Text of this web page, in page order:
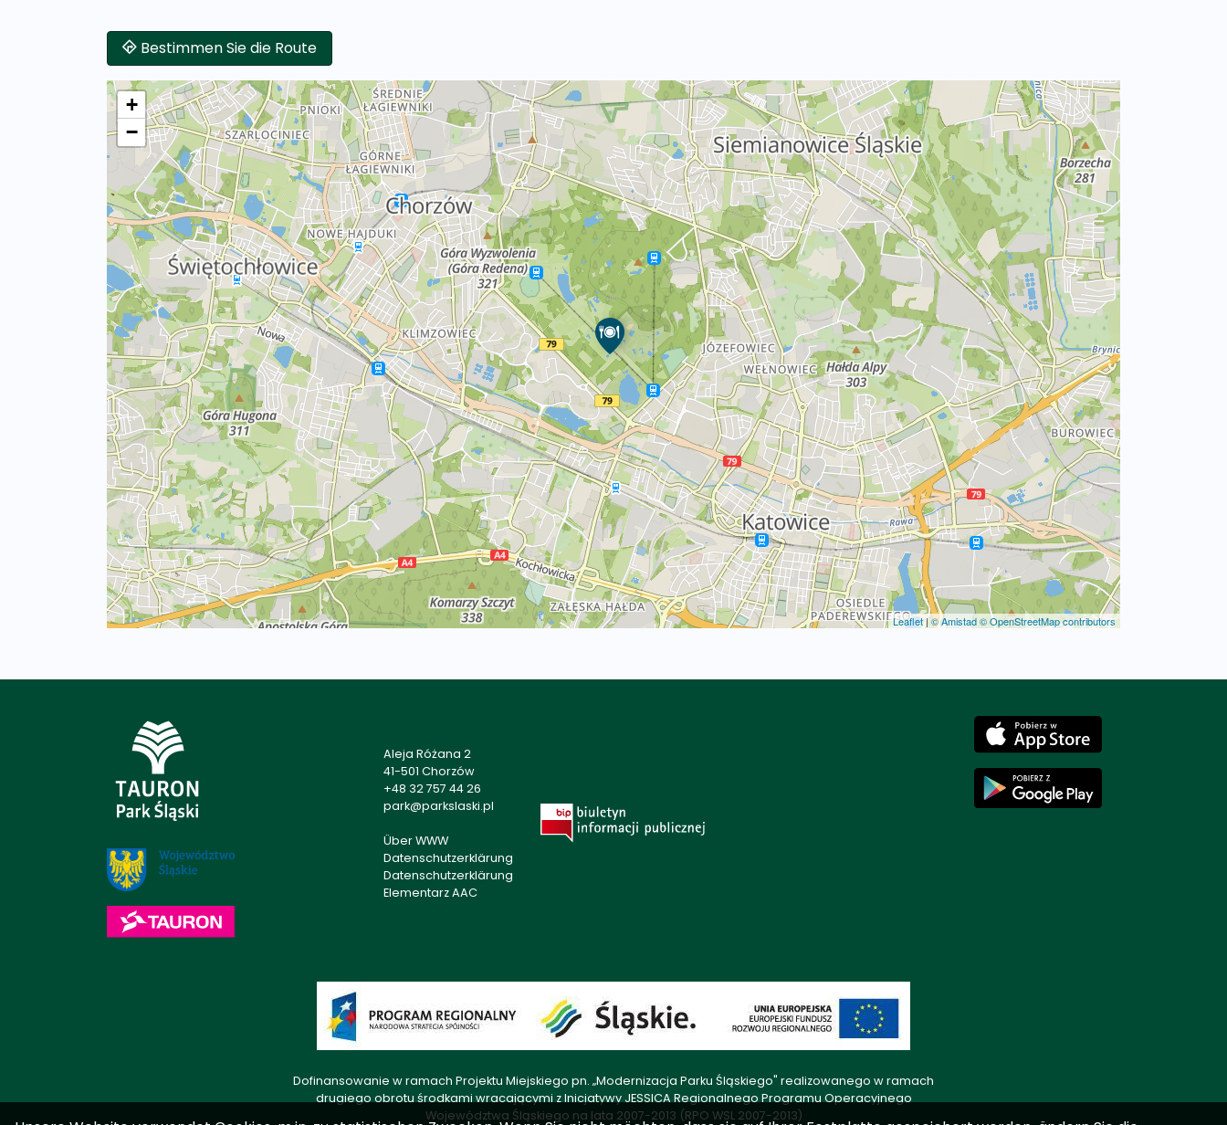
Bestimmen Sie die Route
+
−
Leaflet|© Amistad© OpenStreetMap contributors
Aleja Różana 2
41-501 Chorzów
+48 32 757 44 26
park@parkslaski.pl
Über WWW
Datenschutzerklärung
Datenschutzerklärung
Elementarz AAC
Dofinansowanie w ramach Projektu Miejskiego pn. „Modernizacja Parku Śląskiego" realizowanego w ramach
drugiego obrotu środkami wracającymi z Inicjatywy JESSICA Regionalnego Programu Operacyjnego
Województwa Śląskiego na lata 2007-2013 (RPO WSL 2007-2013)